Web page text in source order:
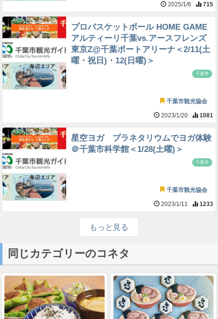
2025/1/6 715
プロバスケットボール HOME GAME
アルティーリ千葉vs.アースフレンズ
東京Z@千葉ポートアリーナ＜2/11(土
曜・祝日)・12(日曜)＞
千葉市
千葉市観光協会
2023/1/20 1081
星空ヨガ プラネタリウムでヨガ体験
＠千葉市科学館＜1/28(土曜)＞
千葉市
千葉市観光協会
2023/1/11 1233
もっと見る
同じカテゴリーのコネタ